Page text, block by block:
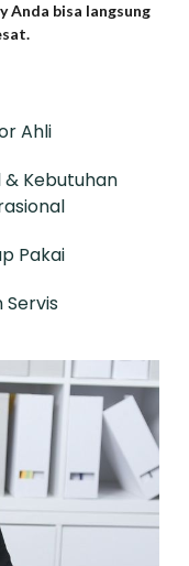
Anda bisa langsung
.
Ahli
& Kebutuhan
Pakai